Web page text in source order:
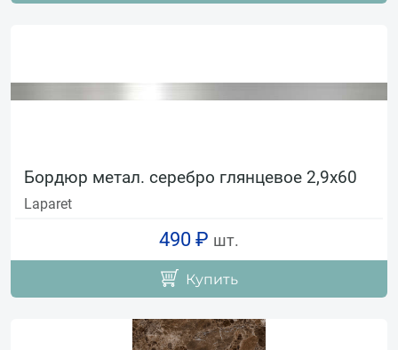
Бордюр метал. серебро глянцевое 2,9х60
Laparet
490 ₽ шт.
Купить